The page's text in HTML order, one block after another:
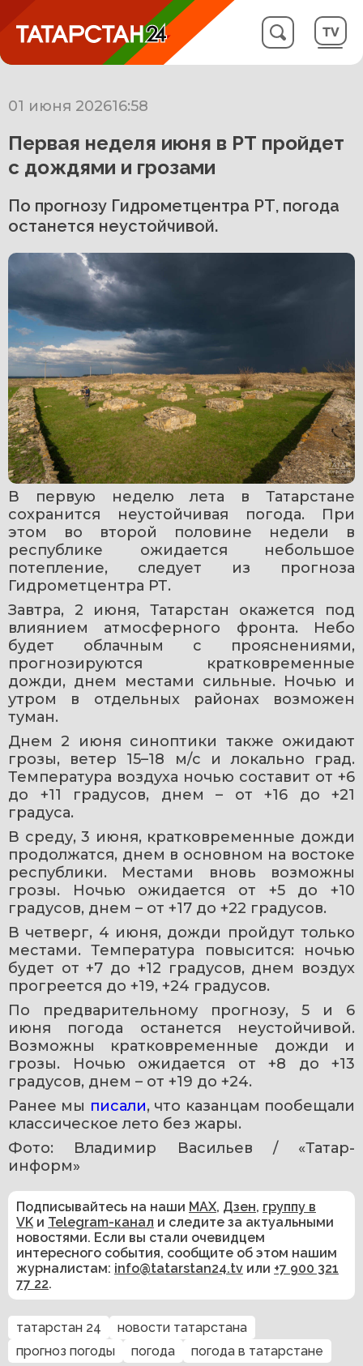
01 июня 202616:58
Первая неделя июня в РТ пройдет
с дождями и грозами
По прогнозу Гидрометцентра РТ, погода
останется неустойчивой.
В первую неделю лета в Татарстане
сохранится неустойчивая погода. При
этом во второй половине недели в
республике ожидается небольшое
потепление, следует из прогноза
Гидрометцентра РТ.
Завтра, 2 июня, Татарстан окажется под
влиянием атмосферного фронта. Небо
будет облачным с прояснениями,
прогнозируются кратковременные
дожди, днем местами сильные. Ночью и
утром в отдельных районах возможен
туман.
Днем 2 июня синоптики также ожидают
грозы, ветер 15–18 м/с и локально град.
Температура воздуха ночью составит от +6
до +11 градусов, днем – от +16 до +21
градуса.
В среду, 3 июня, кратковременные дожди
продолжатся, днем в основном на востоке
республики. Местами вновь возможны
грозы. Ночью ожидается от +5 до +10
градусов, днем – от +17 до +22 градусов.
В четверг, 4 июня, дожди пройдут только
местами. Температура повысится: ночью
будет от +7 до +12 градусов, днем воздух
прогреется до +19, +24 градусов.
По предварительному прогнозу, 5 и 6
июня погода останется неустойчивой.
Возможны кратковременные дожди и
грозы. Ночью ожидается от +8 до +13
градусов, днем – от +19 до +24.
Ранее мы писали, что казанцам пообещали
классическое лето без жары.
Фото: Владимир Васильев / «Татар-
информ»
Подписывайтесь на наши MAX, Дзен, группу в
VK и Telegram-канал и следите за актуальными
новостями. Если вы стали очевидцем
интересного события, сообщите об этом нашим
журналистам: info@tatarstan24.tv или +7 900 321
77 22.
татарстан 24
новости татарстана
прогноз погоды
погода погода в татарстане